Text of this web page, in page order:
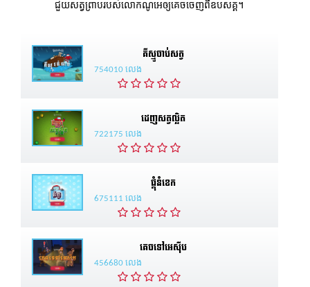
ជួយសត្វព្រាបរបស់លោកណូអេឲ្យគេចចេញពីឧបសគ្គ។
គីស្មូចាប់សត្វ
754010 លេង
ដេញសត្វល្អិត
722175 លេង
ផ្គុំនំខេក
675111 លេង
គេចទៅអេស៊ីប
456680 លេង